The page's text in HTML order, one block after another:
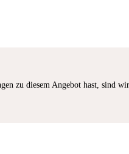
zu diesem Angebot hast, sind wir